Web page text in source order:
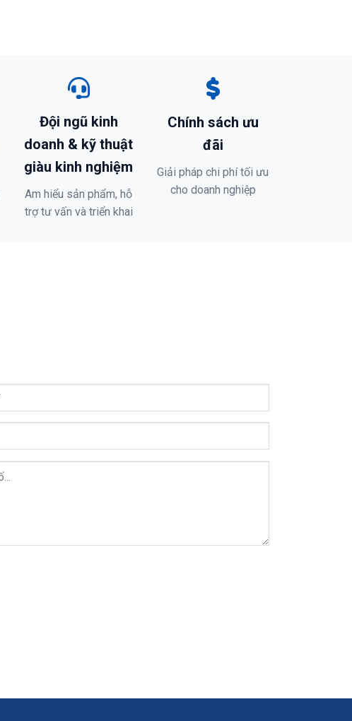
Đội ngũ kinh
doanh & kỹ thuật
giàu kinh nghiệm
Am hiểu sản phẩm, hỗ
trợ tư vấn và triển khai
Chính sách ưu
đãi
Giải pháp chi phí tối ưu
cho doanh nghiệp